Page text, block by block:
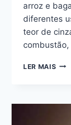
arroz e
diferentes
teor de
combustão,
LER MAIS